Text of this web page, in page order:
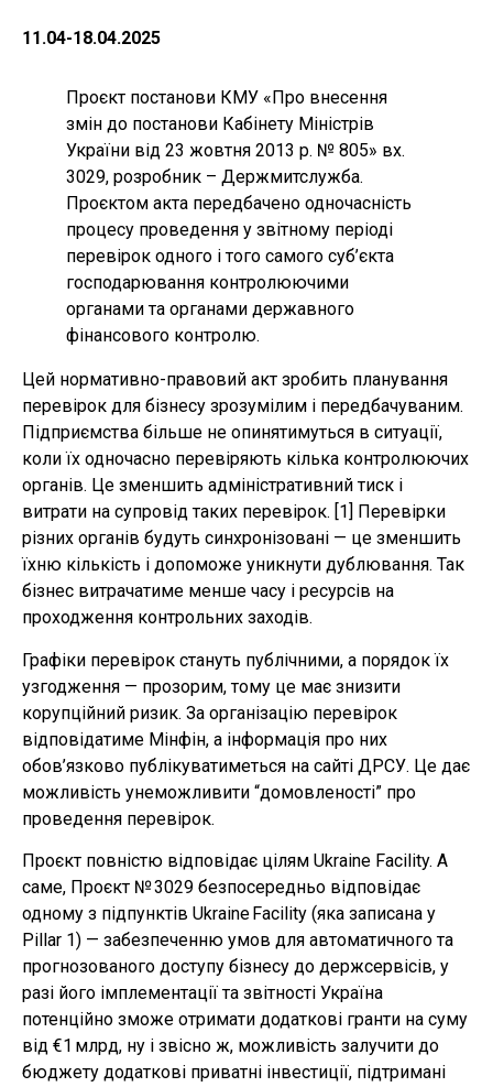
11.04-18.04.2025
Проєкт постанови КМУ «Про внесення
змін до постанови Кабінету Міністрів
України від 23 жовтня 2013 р. № 805» вх.
3029, розробник – Держмитслужба.
Проєктом акта передбачено одночасність
процесу проведення у звітному періоді
перевірок одного і того самого суб’єкта
господарювання контролюючими
органами та органами державного
фінансового контролю.
Цей нормативно-правовий акт зробить планування
перевірок для бізнесу зрозумілим і передбачуваним.
Підприємства більше не опинятимуться в ситуації,
коли їх одночасно перевіряють кілька контролюючих
органів. Це зменшить адміністративний тиск і
витрати на супровід таких перевірок. [1] Перевірки
різних органів будуть синхронізовані — це зменшить
їхню кількість і допоможе уникнути дублювання. Так
бізнес витрачатиме менше часу і ресурсів на
проходження контрольних заходів.
Графіки перевірок стануть публічними, а порядок їх
узгодження — прозорим, тому це має знизити
корупційний ризик. За організацію перевірок
відповідатиме Мінфін, а інформація про них
обов’язково публікуватиметься на сайті ДРСУ. Це дає
можливість унеможливити “домовленості” про
проведення перевірок.
Проєкт повністю відповідає цілям Ukraine Facility. А
саме, Проєкт № 3029 безпосередньо відповідає
одному з підпунктів Ukraine Facility (яка записана у
Pillar 1) — забезпеченню умов для автоматичного та
прогнозованого доступу бізнесу до держсервісів, у
разі його імплементації та звітності Україна
потенційно зможе отримати додаткові гранти на суму
від €1 млрд, ну і звісно ж, можливість залучити до
бюджету додаткові приватні інвестиції, підтримані